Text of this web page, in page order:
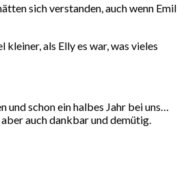
sich verstanden, auch wenn Emil
als Elly es war, was vieles
schon ein halbes Jahr bei uns…
auch dankbar und demütig.